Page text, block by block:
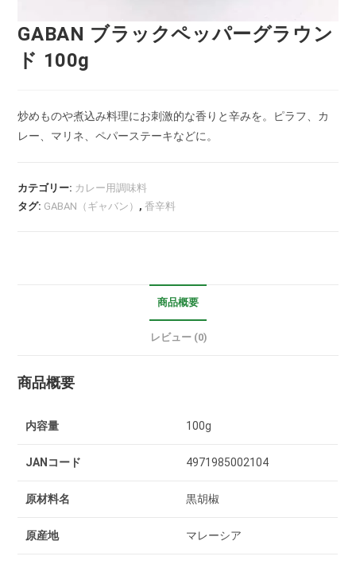
GABAN ブラックペッパーグラウン
ド 100g
炒めものや煮込み料理にお刺激的な香りと辛みを。ピラフ、カ
レー、マリネ、ペパーステーキなどに。
カテゴリー: カレー用調味料
タグ: GABAN（ギャバン） ,香辛料
商品概要
レビュー (0)
商品概要
内容量 100g
JANコード 4971985002104
原材料名 黒胡椒
原産地 マレーシア